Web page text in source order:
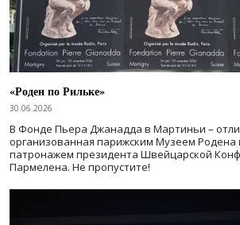
«Роден по Рильке»
30.06.2026
В Фонде Пьера Джанадда в Мартиньи –
организованная парижским Музеем Родена
патронажем президента Швейцарской
Пармелена. Не пропустите!